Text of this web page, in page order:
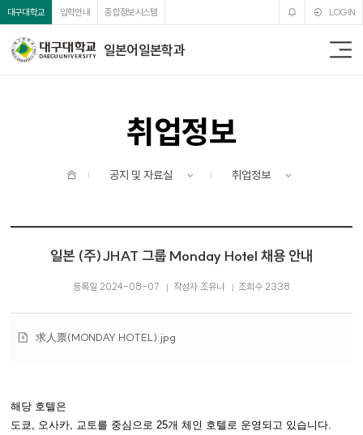
본문 바로가기
주메뉴 바로가기
대구대학교 입학안내 종합정보시스템 LOGIN
일본어일본학과
취업정보
공지 및 자료실 취업정보
일본 (주)JHAT 그룹 Monday Hotel 채용 안내
등록일 2024-08-07 작성자 조유나 조회수 2338
첨
求人票(MONDAY HOTEL).jpg
해당 호텔은
도쿄, 오사카, 교토를 중심으로 25개 체인 호텔로 운영되고 있습니다.